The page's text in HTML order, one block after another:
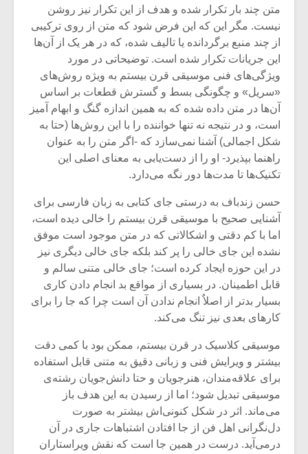
متن چند بار تکرار شده و هدف از این تکرار نیز روشن
نیست. مگر این که این فرض شود که متن از روی ترکیبی
از چند منبع برگردانده یا تالیف شده، که در هر یک از آن‌ها
این جریانات تکرار شده است. توضیحاتی در مورد
ویژگی‌های فنی موسیقی قرن بیستم به ویژه روش‌های
«سریل» و چگونگی بسط و گسترش قطعات بر اساس
آن‌ها در متن داده شده که به همین اندازه گنگ و ابهام آمیز
است، و در نتیجه نه تنها خواننده را با این روش‌ها (حتا به
شکل اجمالی) آشنا نمی‌سازد که -اگر متن را به عنوان
راهنما بپذیرد- او را از دست‌یابی به معنای اصلی این
تکنیک‌ها تا مدت‌ها دور نگه می‌دارد.
حسن زندباف به درستی جای کتابی به زبان فارسی برای
آشنایی صحیح با موسیقی قرن بیستم را خالی دیده است،
اما با کم دقتی و اشکالاتی که در متن موجود است موفق
نشده این جای خالی را پر کند بلکه جای خالی دیگری نیز
در این حوزه ایجاد کرده است؛ جای خالی متنی سالم و
قابل اطمینان. در بسیاری از مواقع بد انجام دادن کاری
بسیار بدتر از اصلاٌ انجام ندادن آن است چرا که جا را برای
کارهای بعدی نیز تنگ می‌کند.
موسیقی کلاسیک در قرن بیستم، ممکن بود با کمی دقت
بیشتر و ویرایش فنی و زبانی دقیق به متنی قابل استفاده
برای علاقه‌مندان، هنرجویان و حتا دانش‌جویان رشته‌ی
موسیقی تبدیل شود؛ اما از رسیدن به این هدف باز
می‌ماند. اثر در شکل کنونی‌اش بیشتر به صورت
دل‌نگرانی اهل فن از جا افتادن اشتباهات جاری در آن
درمی‌آید. درست در همین جا است که نقش ویراستاران